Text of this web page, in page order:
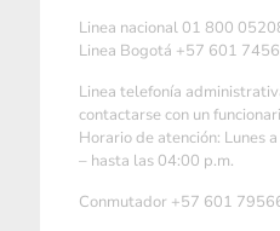
Linea nacional 01 800
Linea Bogotá +57 601
Linea telefonía
contactarse con un
Horario de atención: Lunes
– hasta las 04:00 p.m.
Conmutador +57 601